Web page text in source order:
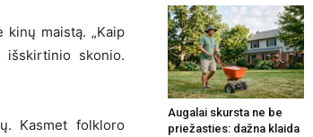
maistą. „Kaip
išskirtinio skonio.
Kasmet folkloro
Augalai skursta ne be
priežasties: dažna klaida